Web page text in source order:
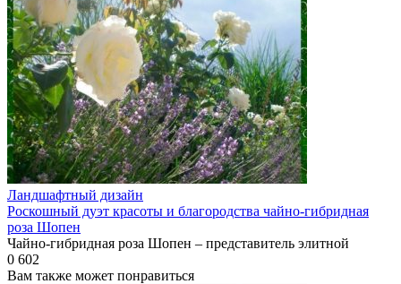
Ландшафтный дизайн
Роскошный дуэт красоты и благородства чайно-гибридная
роза Шопен
Чайно-гибридная роза Шопен – представитель элитной
0 602
Вам также может понравиться